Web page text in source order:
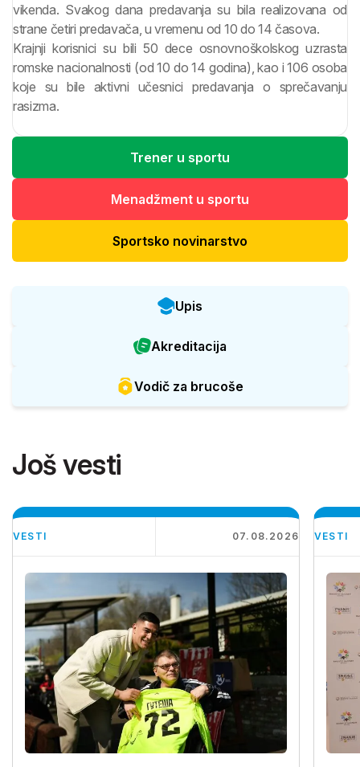
vikenda. Svakog dana predavanja su bila realizovana od
strane četiri predavača, u vremenu od 10 do 14 časova.
Krajnji korisnici su bili 50 dece osnovnoškolskog uzrasta
romske nacionalnosti (od 10 do 14 godina), kao i 106 osoba
koje su bile aktivni učesnici predavanja o sprečavanju
rasizma.
Trener u sportu
Menadžment u sportu
Sportsko novinarstvo
Upis
Akreditacija
Vodič za brucoše
Još vesti
VESTI 07.08.2026 VESTI